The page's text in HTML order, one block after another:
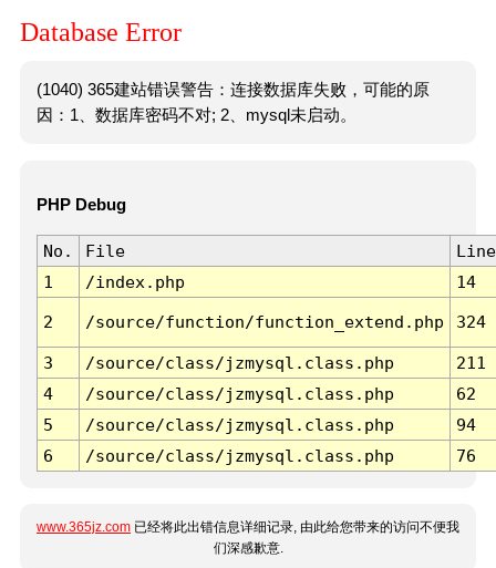
Database Error
(1040) 365建站错误警告：连接数据库失败，可能的原
因：1、数据库密码不对; 2、mysql未启动。
PHP Debug
No. File
Line
1
/index.php 14
2 /source/function/function_extend.php 324
3 /source/class/jzmysql.class.php
211
4
/source/class/jzmysql.class.php
62
5
/source/class/jzmysql.class.php
94
6
/source/class/jzmysql.class.php 76
www.365jz.com 已经将此出错信息详细记录, 由此给您带来的访问不便我
们深感歉意.